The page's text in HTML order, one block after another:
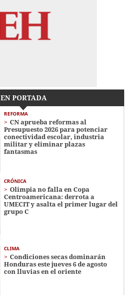
EN PORTADA
REFORMA
CN aprueba reformas al
Presupuesto 2026 para potenciar
conectividad escolar, industria
militar y eliminar plazas
fantasmas
CRÓNICA
Olimpia no falla en Copa
Centroamericana: derrota a
UMECIT y asalta el primer lugar del
grupo C
CLIMA
Condiciones secas dominarán
Honduras este jueves 6 de agosto
con lluvias en el oriente